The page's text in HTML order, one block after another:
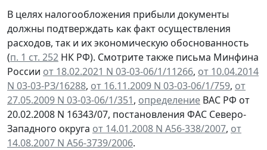
В целях налогообложения прибыли документы
должны подтверждать как факт осуществления
расходов, так и их экономическую обоснованность
(п. 1 ст. 252 НК РФ). Смотрите также письма Минфина
России от 18.02.2021 N 03-03-06/1/11266, от 10.04.2014
N 03-03-РЗ/16288, от 16.11.2009 N 03-03-06/1/759, от
27.05.2009 N 03-03-06/1/351, определение ВАС РФ от
20.02.2008 N 16343/07, постановления ФАС Северо-
Западного округа от 14.01.2008 N А56-338/2007, от
14.08.2007 N А56-3739/2006.